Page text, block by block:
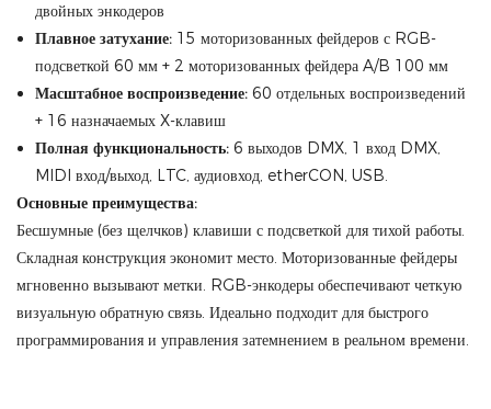
двойных энкодеров
Плавное затухание:15 моторизованных фейдеров с RGB-
подсветкой 60 мм + 2 моторизованных фейдера A/B 100 мм
Масштабное воспроизведение:60 отдельных воспроизведений
+ 16 назначаемых X-клавиш
Полная функциональность:6 выходов DMX, 1 вход DMX,
MIDI вход/выход, LTC, аудиовход, etherCON, USB.
Основные преимущества:
Бесшумные (без щелчков) клавиши с подсветкой для тихой работы.
Складная конструкция экономит место. Моторизованные фейдеры
мгновенно вызывают метки. RGB-энкодеры обеспечивают четкую
визуальную обратную связь. Идеально подходит для быстрого
программирования и управления затемнением в реальном времени.